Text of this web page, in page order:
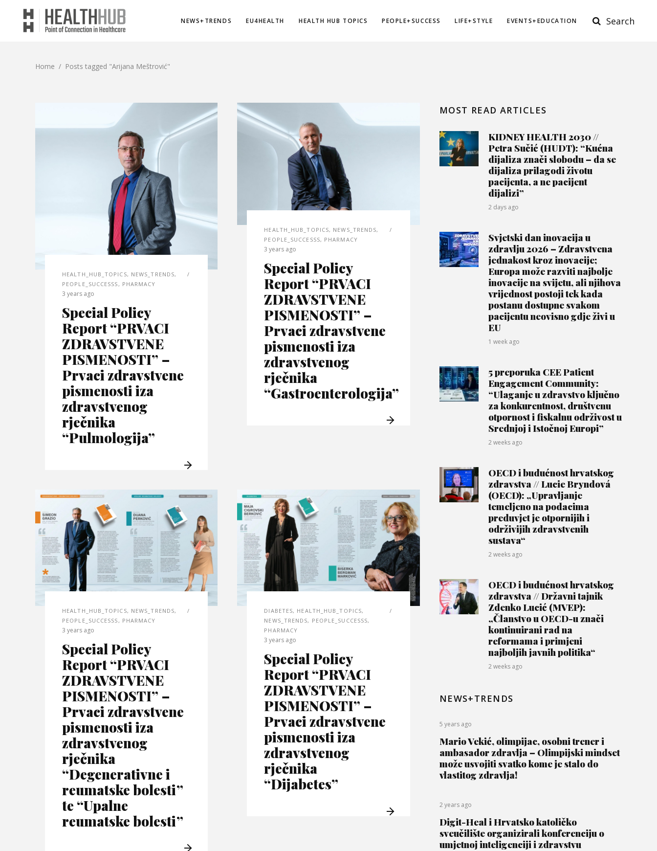
NEWS+TRENDS EU4HEALTH HEALTH HUB TOPICS PEOPLE+SUCCESS LIFE+STYLE EVENTS+EDUCATION Search
Home / Posts tagged "Arijana Meštrović"
HEALTH_HUB_TOPICS, NEWS_TRENDS,
PEOPLE_SUCCESSS , PHARMACY
3 years ago
Special Policy
Report “PRVACI
ZDRAVSTVENE
PISMENOSTI” –
Prvaci zdravstvene
pismenosti iza
zdravstvenog
rječnika
“Pulmologija”
HEALTH_HUB_TOPICS, NEWS_TRENDS,
PEOPLE_SUCCESSS, PHARMACY
3 years ago
Special Policy
Report “PRVACI
ZDRAVSTVENE
PISMENOSTI” –
Prvaci zdravstvene
pismenosti iza
zdravstvenog
rječnika
“Gastroenterologija”
HEALTH_HUB_TOPICS, NEWS_TRENDS,
PEOPLE_SUCCESSS , PHARMACY
3 years ago
Special Policy
Report “PRVACI
ZDRAVSTVENE
PISMENOSTI” –
Prvaci zdravstvene
pismenosti iza
zdravstvenog
rječnika
“Degenerativne i
reumatske bolesti”
te “Upalne
reumatske bolesti”
DIABETES, HEALTH_HUB_TOPICS,
NEWS_TRENDS, PEOPLE_SUCCESSS,
PHARMACY
3 years ago
Special Policy
Report “PRVACI
ZDRAVSTVENE
PISMENOSTI” –
Prvaci zdravstvene
pismenosti iza
zdravstvenog
rječnika
“Dijabetes”
MOST READ ARTICLES
KIDNEY HEALTH 2030 //
Petra Sučić (HUDT): “Kućna
dijaliza znači slobodu – da se
dijaliza prilagodi životu
pacijenta, a ne pacijent
dijalizi”
2 days ago
Svjetski dan inovacija u
zdravlju 2026 – Zdravstvena
jednakost kroz inovacije;
Europa može razviti najbolje
inovacije na svijetu, ali njihova
vrijednost postoji tek kada
postanu dostupne svakom
pacijentu neovisno gdje živi u
EU
1 week ago
5 preporuka CEE Patient
Engagement Community:
“Ulaganje u zdravstvo ključno
za konkurentnost, društvenu
otpornost i fiskalnu održivost u
Srednjoj i Istočnoj Europi”
2 weeks ago
OECD i budućnost hrvatskog
zdravstva // Lucie Bryndová
(OECD): „Upravljanje
temeljeno na podacima
preduvjet je otpornijih i
održivijih zdravstvenih
sustava“
2 weeks ago
OECD i budućnost hrvatskog
zdravstva // Državni tajnik
Zdenko Lucić (MVEP):
„Članstvo u OECD-u znači
kontinuirani rad na
reformama i primjeni
najboljih javnih politika“
2 weeks ago
NEWS+TRENDS
5 years ago
Mario Vekić, olimpijac, osobni trener i
ambasador zdravlja – Olimpijski mindset
može usvojiti svatko kome je stalo do
vlastitog zdravlja!
2 years ago
Digit-Heal i Hrvatsko katoličko
sveučilište organizirali konferenciju o
umjetnoj inteligenciji i zdravstvu